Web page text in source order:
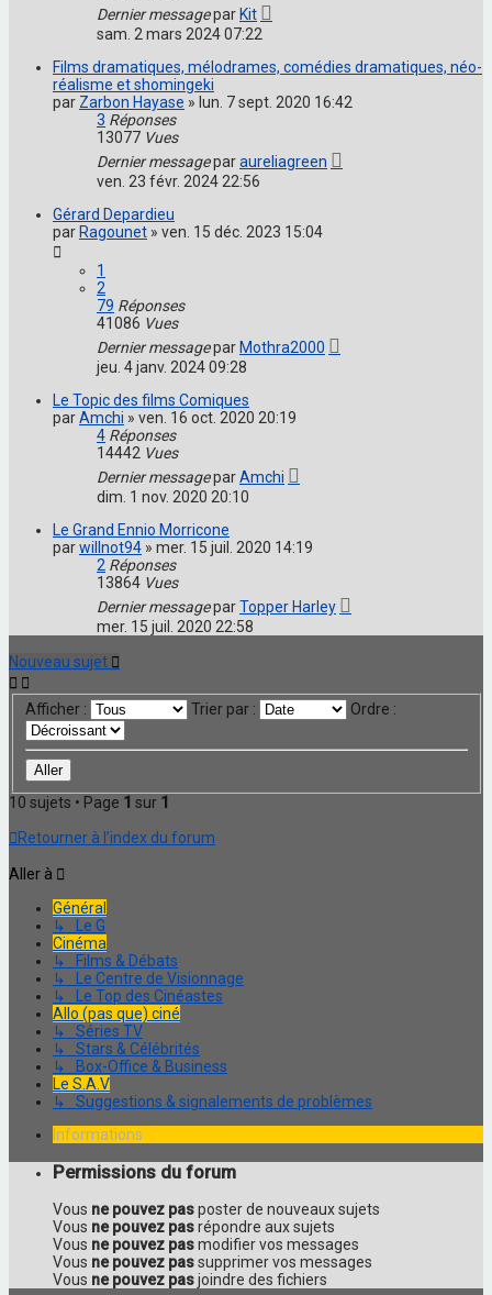
Dernier messageparKit
sam. 2 mars 2024 07:22
Films dramatiques, mélodrames, comédies dramatiques, néo-
réalisme et shomingeki
par Zarbon Hayase » lun. 7 sept. 2020 16:42
3 Réponses
13077 Vues
Dernier messageparaureliagreen
ven. 23 févr. 2024 22:56
Gérard Depardieu
parRagounet » ven. 15 déc. 2023 15:04
1
2
79 Réponses
41086 Vues
Dernier messageparMothra2000
jeu. 4 janv. 2024 09:28
Le Topic des films Comiques
parAmchi » ven. 16 oct. 2020 20:19
4 Réponses
14442 Vues
Dernier messageparAmchi
dim. 1 nov. 2020 20:10
Le Grand Ennio Morricone
parwillnot94 » mer. 15 juil. 2020 14:19
2 Réponses
13864 Vues
Dernier messageparTopper Harley
mer. 15 juil. 2020 22:58
Nouveau sujet
Afficher : Trier par : Ordre :
10 sujets • Page 1 sur 1
Retourner à l’index du forum
Aller à
Général
↳ Le G
Cinéma
↳ Films & Débats
↳ Le Centre de Visionnage
↳ Le Top des Cinéastes
Allo (pas que) ciné
↳ Séries TV
↳ Stars & Célébrités
↳ Box-Office & Business
Le S.A.V
↳ Suggestions & signalements de problèmes
Informations
Permissions du forum
Vous ne pouvez pasposter de nouveaux sujets
Vous ne pouvez pasrépondre aux sujets
Vous ne pouvez pasmodifier vos messages
Vous ne pouvez passupprimer vos messages
Vous ne pouvez pasjoindre des fichiers